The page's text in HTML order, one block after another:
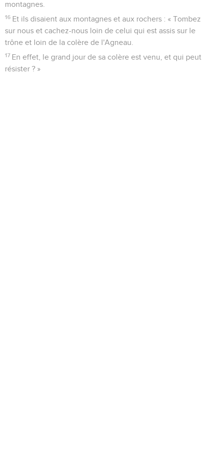
montagnes.
16 Et ils disaient aux montagnes et aux rochers : « Tombez
sur nous et cachez-nous loin de celui qui est assis sur le
trône et loin de la colère de l'Agneau.
17 En effet, le grand jour de sa colère est venu, et qui peut
résister ? »